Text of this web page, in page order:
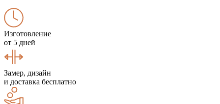
Изготовление
от 5 дней
Замер, дизайн
и доставка бесплатно